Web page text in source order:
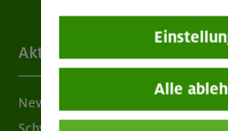
Aktuelles
Newsletter
Alle